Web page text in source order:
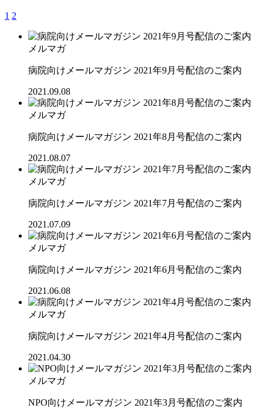
1 2
メルマガ
病院向けメールマガジン 2021年9月号配信のご案内
2021.09.08
メルマガ
病院向けメールマガジン 2021年8月号配信のご案内
2021.08.07
メルマガ
病院向けメールマガジン 2021年7月号配信のご案内
2021.07.09
メルマガ
病院向けメールマガジン 2021年6月号配信のご案内
2021.06.08
メルマガ
病院向けメールマガジン 2021年4月号配信のご案内
2021.04.30
メルマガ
NPO向けメールマガジン 2021年3月号配信のご案内